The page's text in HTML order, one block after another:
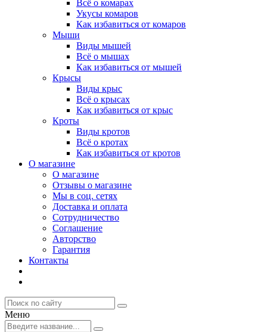
Всё о комарах
Укусы комаров
Как избавиться от комаров
Мыши
Виды мышей
Всё о мышах
Как избавиться от мышей
Крысы
Виды крыс
Всё о крысах
Как избавиться от крыс
Кроты
Виды кротов
Всё о кротах
Как избавиться от кротов
О магазине
О магазине
Отзывы о магазине
Мы в соц. сетях
Доставка и оплата
Сотрудничество
Соглашение
Авторство
Гарантия
Контакты
Меню